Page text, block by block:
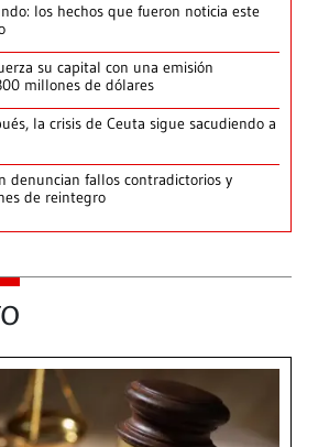
los hechos que fueron noticia este
su capital con una emisión
millones de dólares
la crisis de Ceuta sigue sacudiendo a
denuncian fallos contradictorios y
de reintegro